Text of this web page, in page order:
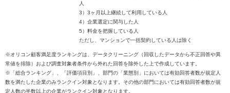
人
3）3ヶ月以上継続して利用している人
4）企業選定に関与した人
5）料金を把握している人
ただし、マンションで一括契約している人は除く
※オリコン顧客満足度ランキングは、データクリーニング（回収したデータから不正回答や異
常値を排除）および調査対象者条件から外れた回答を除外した上で作成しています。
※「総合ランキング」、「評価項目別」、部門の「業態別」においては有効回答者数が規定人
数を満たした企業のみランクイン対象となります。その他の部門においては有効回答者数が規
定人数の半数以上の企業がランクイン対象となります。